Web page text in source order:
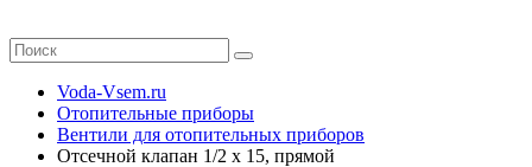
Voda-Vsem.ru
Отопительные приборы
Вентили для отопительных приборов
Отсечной клапан 1/2 x 15, прямой